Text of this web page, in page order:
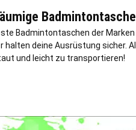
Badmintontaschen der Marken
halten deine Ausrüstung sicher.
und leicht zu transportieren!